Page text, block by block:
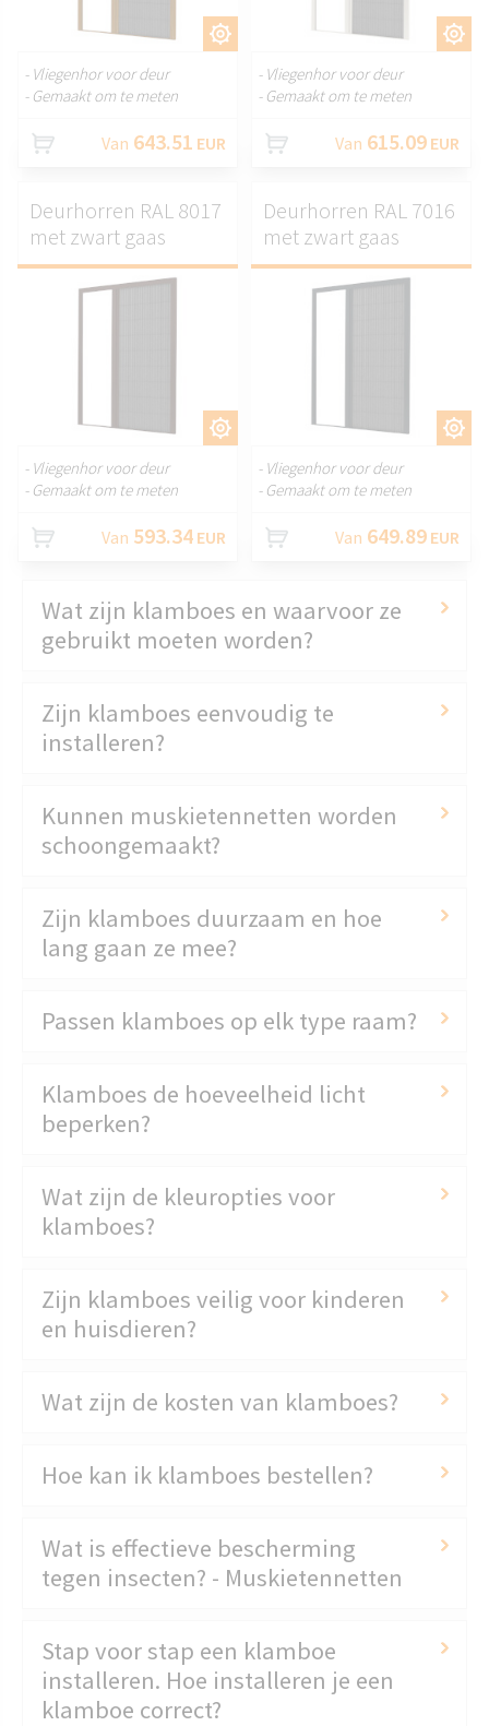
AANPASSEN.
- Vliegenhor voor deur
- Gemaakt om te meten
Van 643.51 EUR
AANPASSEN.
- Vliegenhor voor deur
- Gemaakt om te meten
Van 615.09 EUR
AANPASSEN.
Deurhorren RAL 8017
met zwart gaas
- Vliegenhor voor deur
- Gemaakt om te meten
Van 593.34 EUR
AANPASSEN.
Deurhorren RAL 7016
met zwart gaas
- Vliegenhor voor deur
- Gemaakt om te meten
Van 649.89 EUR
Wat zijn klamboes en waarvoor ze
gebruikt moeten worden?
Zijn klamboes eenvoudig te
installeren?
Kunnen muskietennetten worden
schoongemaakt?
Zijn klamboes duurzaam en hoe
lang gaan ze mee?
Passen klamboes op elk type raam?
Klamboes de hoeveelheid licht
beperken?
Wat zijn de kleuropties voor
klamboes?
Zijn klamboes veilig voor kinderen
en huisdieren?
Wat zijn de kosten van klamboes?
Hoe kan ik klamboes bestellen?
Wat is effectieve bescherming
tegen insecten? - Muskietennetten
Stap voor stap een klamboe
installeren. Hoe installeren je een
klamboe correct?